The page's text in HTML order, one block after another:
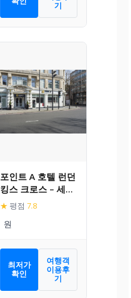
기
포인트 A 호텔 런던
킹스 크로스 – 세인
트 팬크라스
★ 평점 7.8
최저가
확인
여행객
이용후
기